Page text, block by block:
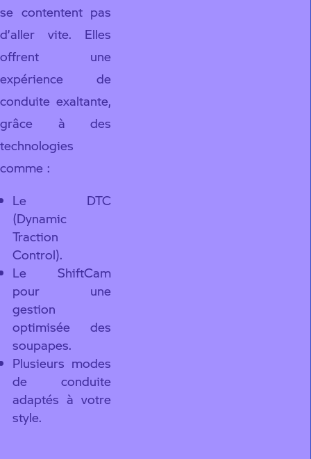
se contentent pas
d’aller vite. Elles
offrent une
expérience de
conduite exaltante,
grâce à des
technologies
comme :
Le DTC
(Dynamic
Traction
Control).
Le ShiftCam
pour une
gestion
optimisée des
soupapes.
Plusieurs modes
de conduite
adaptés à votre
style.